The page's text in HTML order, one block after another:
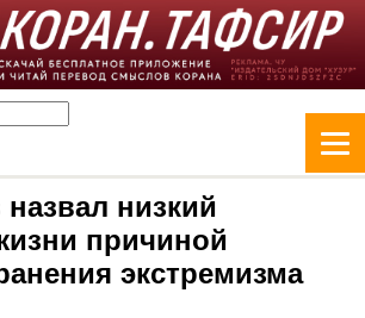
низкий
причиной
экстремизма